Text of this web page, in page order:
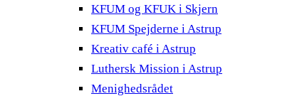
KFUM og KFUK i Skjern
KFUM Spejderne i Astrup
Kreativ café i Astrup
Luthersk Mission i Astrup
Menighedsrådet